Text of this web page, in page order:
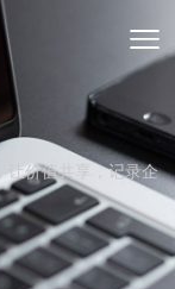
让价值共享，记录企